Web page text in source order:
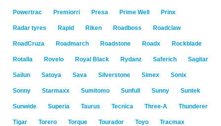
Powertrac Premiorri Presa Prime Well Prinx
Radar tyres Rapid Riken Roadboss Roadclaw
RoadCruza Roadmarch Roadstone Roadx Rockblade
Rotalla Rovelo Royal Black Rydanz Saferich Sagitar
Sailun Satoya Sava Silverstone Simex Sonix
Sonny Starmaxx Sumitomo Sunfull Sunny Suntek
Sunwide Superia Taurus Tecnica Three-A Thunderer
Tigar Torero Torque Tourador Toyo Tracmax